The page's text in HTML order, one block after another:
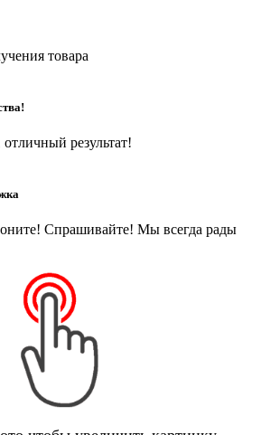
товара
результат!
Спрашивайте! Мы всегда рады